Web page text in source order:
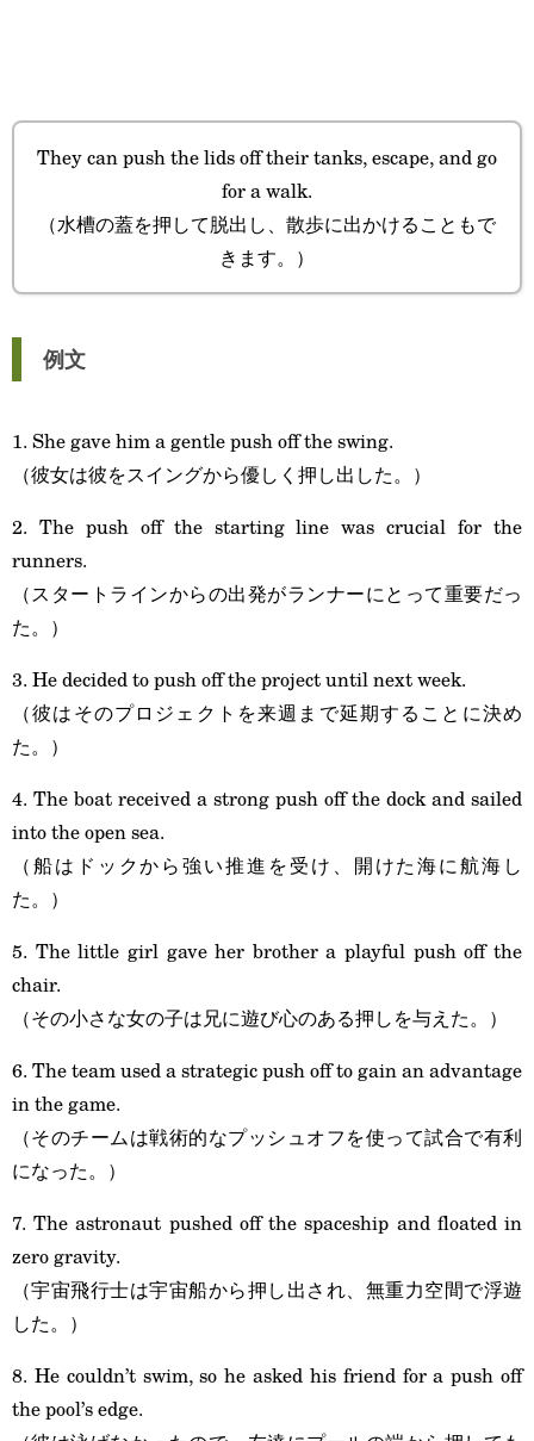
They can push the lids off their tanks, escape, and go
for a walk.
（水槽の蓋を押して脱出し、散歩に出かけることもで
きます。）
例文
1. She gave him a gentle push off the swing.
（彼女は彼をスイングから優しく押し出した。）
2. The push off the starting line was crucial for the
runners.
（スタートラインからの出発がランナーにとって重要だっ
た。）
3. He decided to push off the project until next week.
（彼はそのプロジェクトを来週まで延期することに決め
た。）
4. The boat received a strong push off the dock and sailed
into the open sea.
（船はドックから強い推進を受け、開けた海に航海し
た。）
5. The little girl gave her brother a playful push off the
chair.
（その小さな女の子は兄に遊び心のある押しを与えた。）
6. The team used a strategic push off to gain an advantage
in the game.
（そのチームは戦術的なプッシュオフを使って試合で有利
になった。）
7. The astronaut pushed off the spaceship and floated in
zero gravity.
（宇宙飛行士は宇宙船から押し出され、無重力空間で浮遊
した。）
8. He couldn’t swim, so he asked his friend for a push off
the pool’s edge.